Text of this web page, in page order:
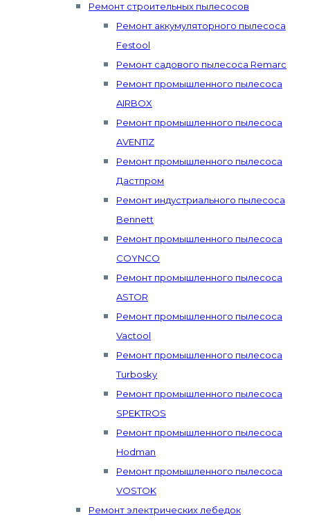
Ремонт строительных пылесосов
Ремонт аккумуляторного пылесоса
Festool
Ремонт садового пылесоса Remarc
Ремонт промышленного пылесоса
AIRBOX
Ремонт промышленного пылесоса
AVENTIZ
Ремонт промышленного пылесоса
Дастпром
Ремонт индустриального пылесоса
Bennett
Ремонт промышленного пылесоса
COYNCO
Ремонт промышленного пылесоса
ASTOR
Ремонт промышленного пылесоса
Vactool
Ремонт промышленного пылесоса
Turbosky
Ремонт промышленного пылесоса
SPEKTROS
Ремонт промышленного пылесоса
Hodman
Ремонт промышленного пылесоса
VOSTOK
Ремонт электрических лебедок